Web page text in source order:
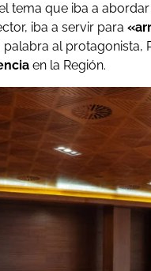
tema que iba a
iba a servir para
al protagonista,
en la Región.